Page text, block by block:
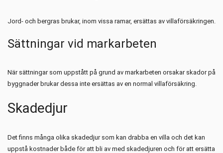
Jord- och bergras brukar, inom vissa ramar, ersättas av villaförsäkringen.
Sättningar vid markarbeten
När sättningar som uppstått på grund av markarbeten orsakar skador på
byggnader brukar dessa inte ersättas av en normal villaförsäkring.
Skadedjur
Det finns många olika skadedjur som kan drabba en villa och det kan
uppstå kostnader både för att bli av med skadedjuren och för att ersätta